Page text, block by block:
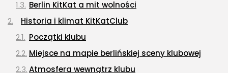
Lattafa Asad – gdzie kupić?
OPUBLIKOWAŁ:
Berlin KitKat a mit wolności
Historia i klimat KitKatClub
Początki klubu
Miejsce na mapie berlińskiej sceny klubowej
Atmosfera wewnątrz klubu